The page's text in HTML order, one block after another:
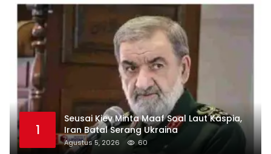
1
Seusai Kiev Minta Maaf Soal Laut Kaspia,
Iran Batal Serang Ukraina
Agustus 5, 2026 60